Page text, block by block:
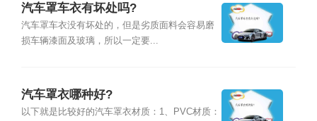
汽车罩车衣有坏处吗?
汽车罩车衣没有坏处的，但是劣质面料会容易磨
损车辆漆面及玻璃，所以一定要...
汽车罩衣哪种好?
以下就是比较好的汽车罩衣材质：1、PVC材质：